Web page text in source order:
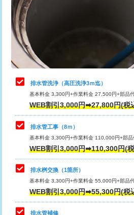
管・ポリ管・HT管使用/3ｍ超え)
排水管工事（土の掘削・埋め戻し作
業）
排水管工事（排水管工事/3ｍまで）
排水管工事（追加 排水管工事/3ｍ超
え）
マス交換（土の掘削・埋め戻し作業）
マス交換（深さ50㎝未満）
マス交換（深さ50㎝以上）
コンクリート斫り（厚さ10㎝まで）
コンクリート斫り（厚さ10㎝超え）
モルタル補修（厚さ10㎝まで）
桝清掃
止水・漏水調査・防水処理・清掃・修
理・調整・分解・加工など（軽作業）
止水・漏水調査・防水処理・清掃・修
理・調整・分解・加工など（中作業）
止水・漏水調査・防水処理・清掃・修
理・調整・分解・加工など（重作業）
その他部品の脱着
交換・取付（タンク）
交換・取付(単水栓（壁付・デッキ
式）)
交換・取付(混合水栓（壁付・デッキ
式・ワンホール）)
排水管洗浄（高圧洗浄3ｍ迄）
基本料金 3,300円+作業料金 27,500円+部品
WEB割引3,000円➡27,800円(税
排水管工事（8ｍ）
基本料金 3,300円+作業料金 110,000円+部
WEB割引3,000円➡110,300円(
排水桝交換（1箇所）
基本料金 3,300円+作業料金 55,000円+部品
WEB割引3,000円➡55,300円(税
排水管補修